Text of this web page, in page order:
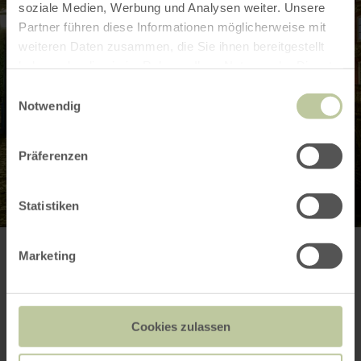
soziale Medien, Werbung und Analysen weiter. Unsere
Partner führen diese Informationen möglicherweise mit
weiteren Daten zusammen, die Sie ihnen bereitgestellt
Notwendig
Präferenzen
Statistiken
Marketing
Cookies zulassen
Weitere Infos